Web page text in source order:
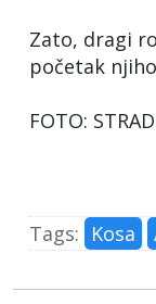
Zato, dragi
početak
FOTO:
Tags: Kosa